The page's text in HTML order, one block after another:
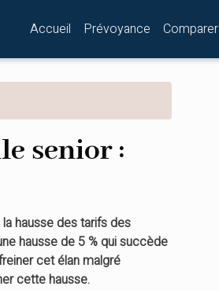
Accueil Prévoyance Comparer
senior :
hausse des tarifs des
hausse de 5 % qui succède
cet élan malgré
cette hausse.